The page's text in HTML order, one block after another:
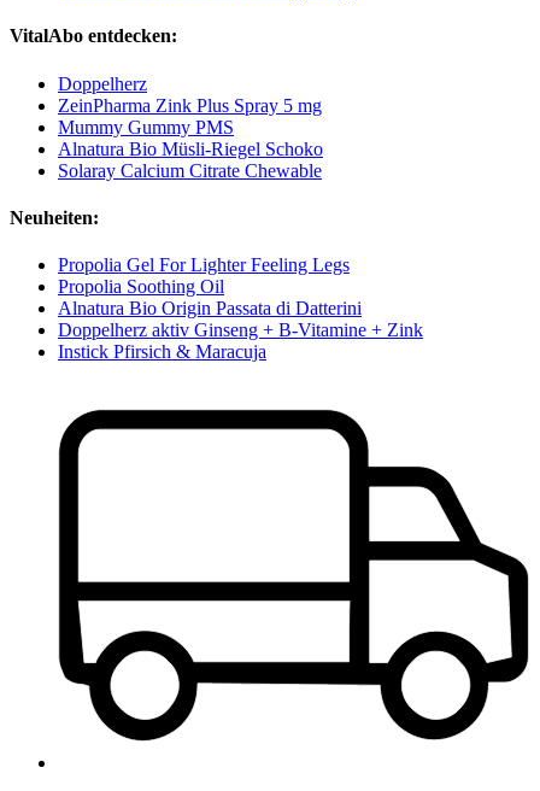
VitalAbo entdecken:
Doppelherz
ZeinPharma Zink Plus Spray 5 mg
Mummy Gummy PMS
Alnatura Bio Müsli-Riegel Schoko
Solaray Calcium Citrate Chewable
Neuheiten:
Propolia Gel For Lighter Feeling Legs
Propolia Soothing Oil
Alnatura Bio Origin Passata di Datterini
Doppelherz aktiv Ginseng + B-Vitamine + Zink
Instick Pfirsich & Maracuja